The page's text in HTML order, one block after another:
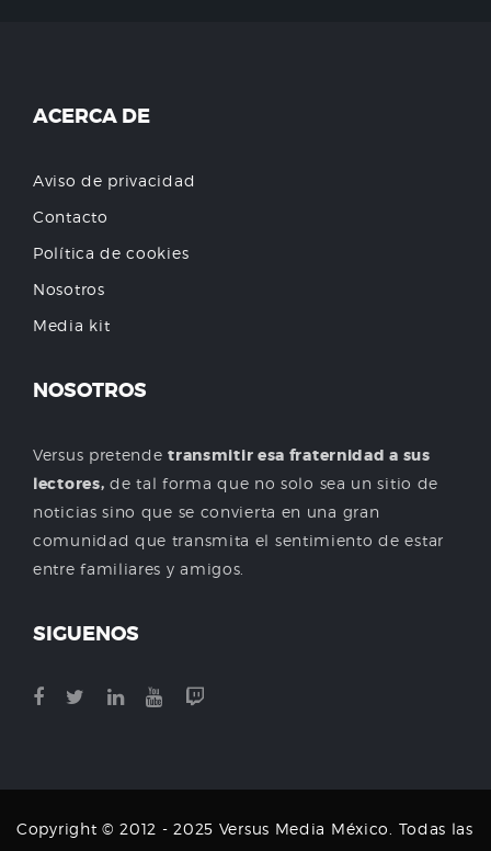
ACERCA DE
Aviso de privacidad
Contacto
Política de cookies
Nosotros
Media kit
NOSOTROS
Versus pretendetransmitir esa fraternidad a sus
lectores, de tal forma que no solo sea un sitio de
noticias sino que se convierta en una gran
comunidad que transmita el sentimiento de estar
entre familiares y amigos.
SIGUENOS
Copyright © 2012 - 2025 Versus Media México. Todas las